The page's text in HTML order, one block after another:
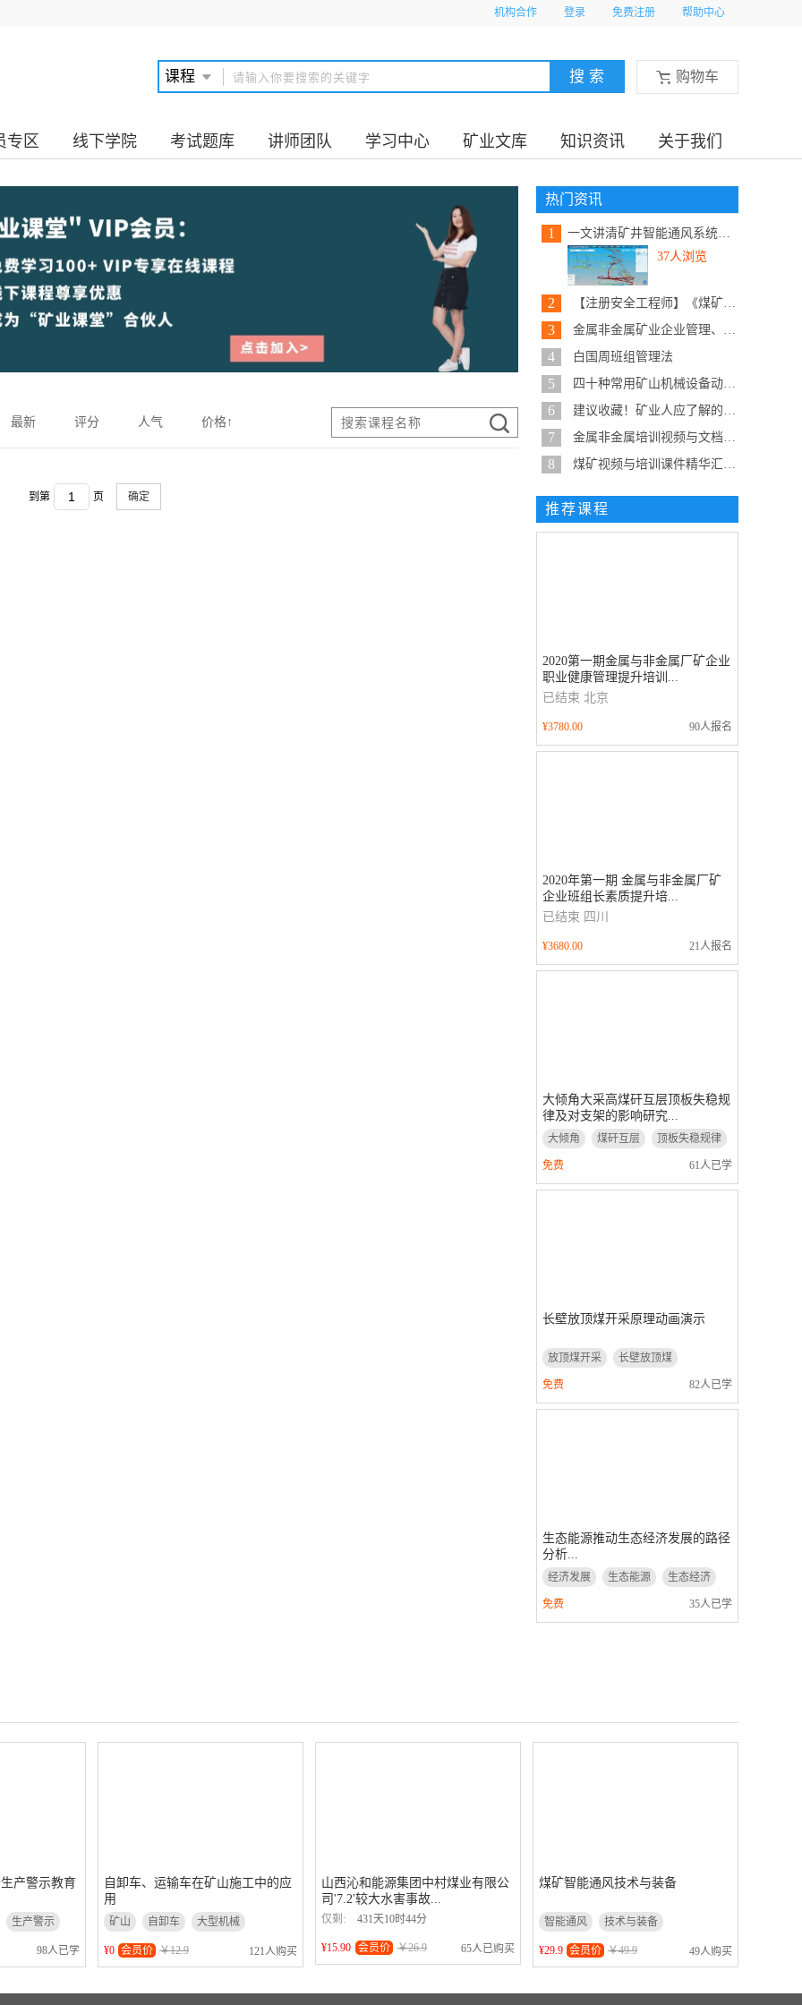
机构合作 登录 免费注册 帮助中心
购物车
专区 线下学院 考试题库 讲师团队 学习中心 矿业文库 知识资讯 关于我们
最新 评分 人气 价格↑
到第 页 确定
热门资讯
1
一文讲清矿井智能通风系统建设内...
37人浏览
2 【注册安全工程师】《煤矿安全实...
3 金属非金属矿业企业管理、安全、...
4 白国周班组管理法
5 四十种常用矿山机械设备动态原理...
6 建议收藏！矿业人应了解的19种泵...
7 金属非金属培训视频与文档精华整...
8 煤矿视频与培训课件精华汇总-建...
推荐课程
2020第一期金属与非金属厂矿企业
职业健康管理提升培训...
已结束 北京
¥3780.00 90人报名
2020年第一期 金属与非金属厂矿
企业班组长素质提升培...
已结束 四川
¥3680.00 21人报名
大倾角大采高煤矸互层顶板失稳规
律及对支架的影响研究...
大倾角 煤矸互层
顶板失稳规律
支架的影响研究
免费 61人已学
长壁放顶煤开采原理动画演示
放顶煤开采
长壁放顶煤
动画演示
免费 82人已学
生态能源推动生态经济发展的路径
分析...
经济发展 生态能源 生态经济
免费 35人已学
产警示教育
生产警示
98人已学
自卸车、运输车在矿山施工中的应
用
矿山 自卸车 大型机械
¥0 会员价 ￥12.9 121人购买
山西沁和能源集团中村煤业有限公
司'7.2'较大水害事故...
仅剩: 431天10时44分
¥15.90 会员价 ￥26.9 65人已购买
煤矿智能通风技术与装备
智能通风 技术与装备
¥29.9 会员价 ￥49.9 49人购买